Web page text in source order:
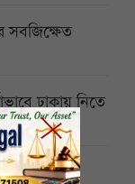
সবজিক্ষেত
ঢাকায় নিতে
উদ্ধার